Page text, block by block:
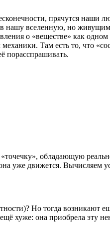
прячутся
вселенную, но
о «веществе» как
Там есть то, что
порасспрашивать.
обладающую
уже движется.
Но тогда
хуже: она приобрела эту